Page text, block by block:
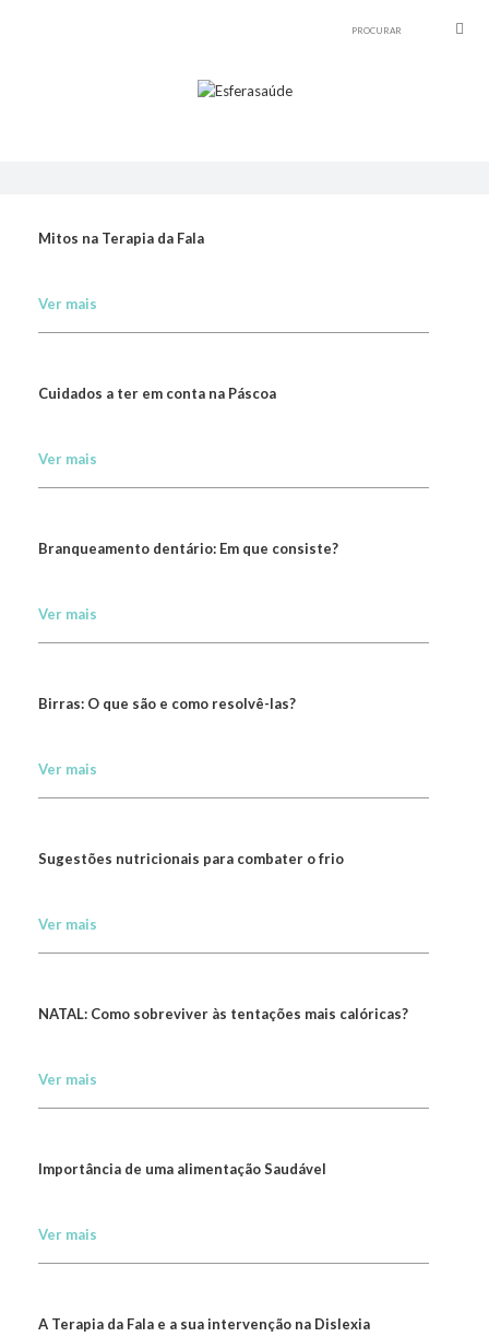
Mitos na Terapia da Fala
Ver mais
Cuidados a ter em conta na Páscoa
Ver mais
Branqueamento dentário: Em que consiste?
Ver mais
Birras: O que são e como resolvê-las?
Ver mais
Sugestões nutricionais para combater o frio
Ver mais
NATAL: Como sobreviver às tentações mais calóricas?
Ver mais
Importância de uma alimentação Saudável
Ver mais
A Terapia da Fala e a sua intervenção na Dislexia